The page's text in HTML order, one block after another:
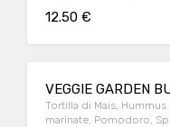
12.50 €
VEGGIE GARDEN
Tortilla di Mais,
marinate, Pomodoro,